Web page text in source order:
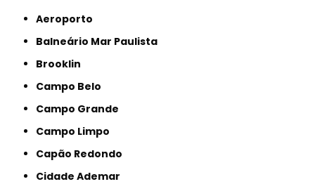
Aeroporto
Balneário Mar Paulista
Brooklin
Campo Belo
Campo Grande
Campo Limpo
Capão Redondo
Cidade Ademar